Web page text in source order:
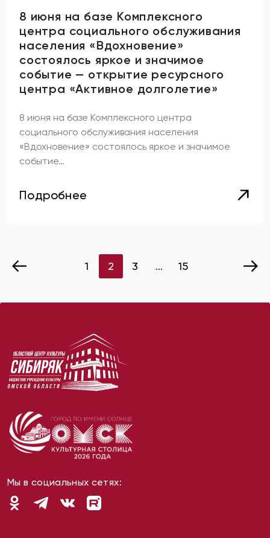
8 июня на базе Комплексного
центра социального обслуживания
населения «Вдохновение»
состоялось яркое и значимое
событие — открытие ресурсного
центра «Активное долголетие»
8 июня на базе Комплексного центра
социального обслуживания населения
«Вдохновение» состоялось яркое и значимое
событие…
Подробнее
Пагинация1 2 3 … 15
Мы в социальных сетях: